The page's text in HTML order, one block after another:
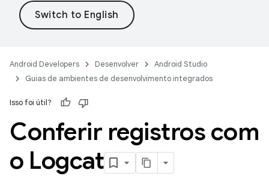
Android Developers Desenvolver
Android Studio
Guias de ambientes de desenvolvimento integrados
Isso foi útil?
Conferir registros com
o Logcat